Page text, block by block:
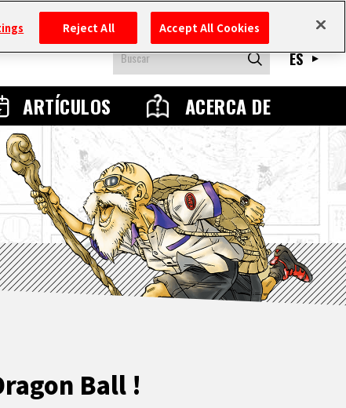
ARTÍCULOS ACERCA DE
ES
Ball !
Reject All Accept All Cookies